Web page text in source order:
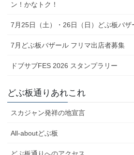
ン！かなトク！
7月25日（土）・26日（日）どぶ板バザ
7月どぶ板バザール フリマ出店者募集
ドブサブFES 2026 スタンプラリー
どぶ板通りあれこれ
スカジャン発祥の地宣言
All-aboutどぶ板